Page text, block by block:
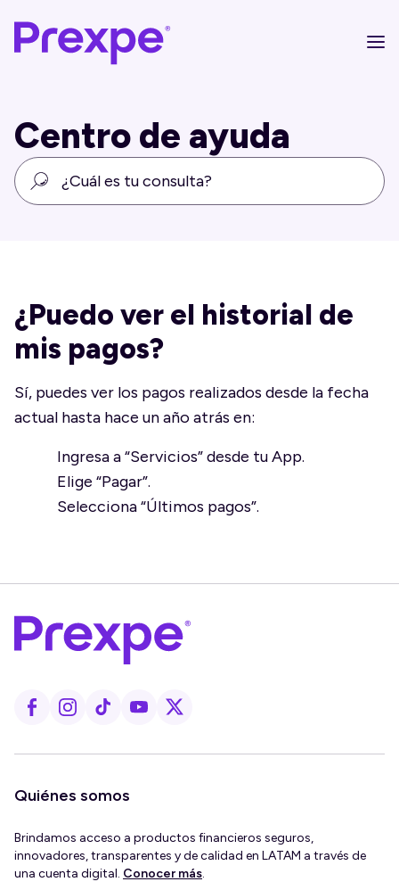
Centro de ayuda
¿Puedo ver el historial de
mis pagos?
Sí, puedes ver los pagos realizados desde la fecha
actual hasta hace un año atrás en:
Ingresa a “Servicios” desde tu App.
Elige “Pagar”.
Selecciona “Últimos pagos”.
Quiénes somos
Brindamos acceso a productos financieros seguros,
innovadores, transparentes y de calidad en LATAM a través de
una cuenta digital. Conocer más.